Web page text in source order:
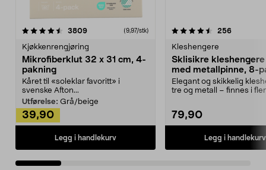
3809anmeldelser(9,97/stk)
Kjøkkenrengjøring
Mikrofiberklut 32 x 31 cm, 4-
pakning
Kåret til «soleklar favoritt» i
svenske Afton...
Utførelse: Grå/beige
39,90
Legg i handlekurv
4.5av 5 stjerner 256
Kleshengere
Sklisikre
med metallpinne, 8-
Elegant og skikkelig
tre og metall – finnes i
79,90
Legg i handlekurv
4.5av 5 stjerner